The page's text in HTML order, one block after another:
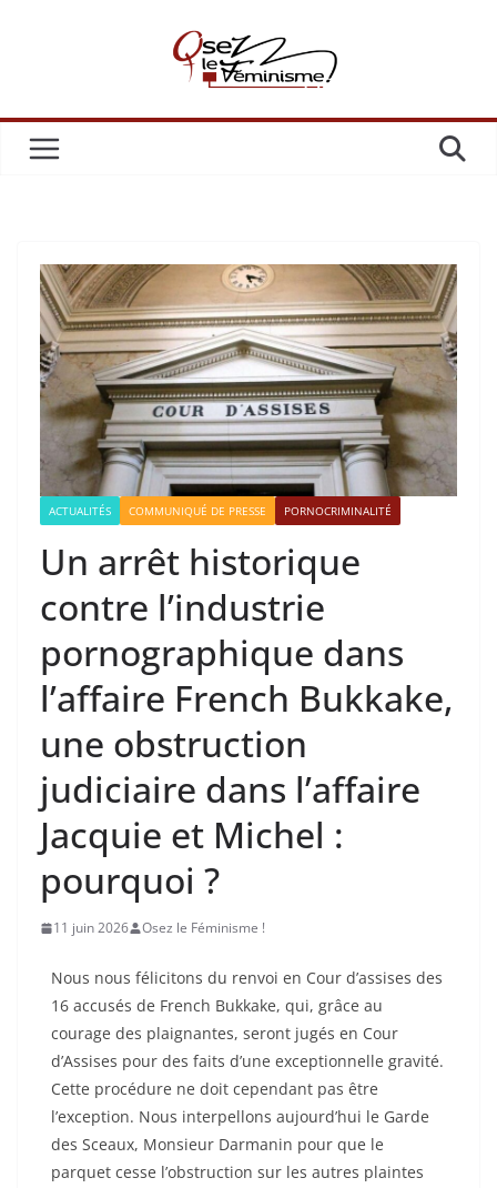
ACTUALITÉS COMMUNIQUÉ DE PRESSE PORNOCRIMINALITÉ
Un arrêt historique
contre l’industrie
pornographique dans
l’affaire French Bukkake,
une obstruction
judiciaire dans l’affaire
Jacquie et Michel :
pourquoi ?
11 juin 2026 Osez le Féminisme !
Nous nous félicitons du renvoi en Cour d’assises des
16 accusés de French Bukkake, qui, grâce au
courage des plaignantes, seront jugés en Cour
d’Assises pour des faits d’une exceptionnelle gravité.
Cette procédure ne doit cependant pas être
l’exception. Nous interpellons aujourd’hui le Garde
des Sceaux, Monsieur Darmanin pour que le
parquet cesse l’obstruction sur les autres plaintes